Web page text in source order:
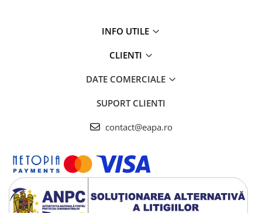
INFO UTILE
CLIENTI
DATE COMERCIALE
SUPORT CLIENTI
contact@eapa.ro